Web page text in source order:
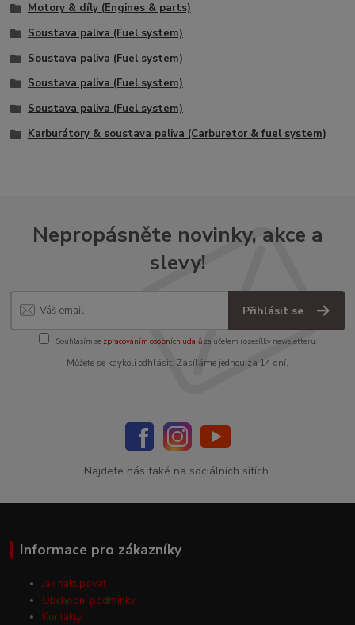
Motory & díly (Engines & parts)
Soustava paliva (Fuel system)
Soustava paliva (Fuel system)
Soustava paliva (Fuel system)
Soustava paliva (Fuel system)
Karburátory & soustava paliva (Carburetor & fuel system)
Nepropásněte novinky, akce a
slevy!
Přihlásit se
Souhlasím se zpracováním osobních údajůza účelem rozesílky newsletteru.
Můžete se kdykoli odhlásit. Zasíláme jednou za 14 dní.
Najdete nás také na sociálních sítích.
Informace pro zákazníky
Jak nakupovat
Obchodní podmínky
Kontakty